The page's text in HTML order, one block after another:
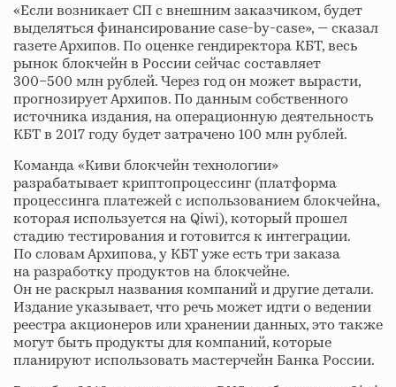
«Если возникает СП с внешним заказчиком, будет
выделяться финансирование case-by-case», — сказал
газете Архипов. По оценке гендиректора КБТ, весь
рынок блокчейн в России сейчас составляет
300−500 млн рублей. Через год он может вырасти,
прогнозирует Архипов. По данным собственного
источника издания, на операционную деятельность
КБТ в 2017 году будет затрачено 100 млн рублей.
Команда «Киви блокчейн технологии»
разрабатывает криптопроцессинг (платформа
процессинга платежей с использованием блокчейна,
которая используется на Qiwi), который прошел
стадию тестирования и готовится к интеграции.
По словам Архипова, у КБТ уже есть три заказа
на разработку продуктов на блокчейне.
Он не раскрыл названия компаний и другие детали.
Издание указывает, что речь может идти о ведении
реестра акционеров или хранении данных, это также
могут быть продукты для компаний, которые
планируют использовать мастерчейн Банка России.